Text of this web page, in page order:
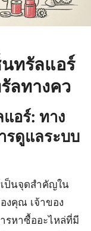
ทรัลแอร์
ลทางคว
อร์: ทาง
รดูแลระบบ
ป็นจุดสำคัญใน
งคุณ เจ้าของ
รหาซื้ออะไหล่ที่มี